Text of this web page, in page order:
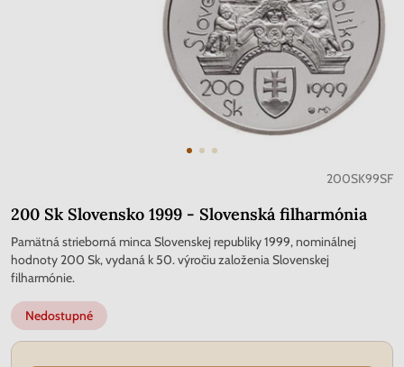
200SK99SF
200 Sk Slovensko 1999 - Slovenská filharmónia
Pamätná strieborná minca Slovenskej republiky 1999, nominálnej
hodnoty 200 Sk, vydaná k 50. výročiu založenia Slovenskej
filharmónie.
Nedostupné